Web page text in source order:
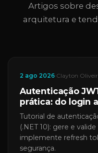
Artigos sobre
arquitetura e
2 ago 2026·Clayton
Autenticação
prática: do login
Tutorial de
(.NET 10): gere e
implemente refresh
segurança.